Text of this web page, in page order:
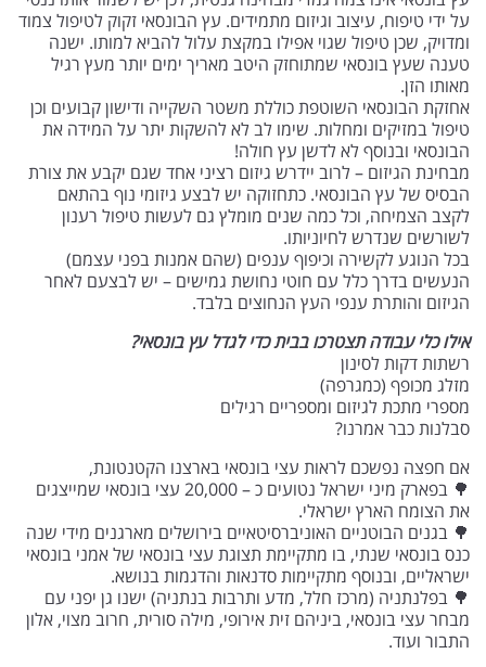
על ידי טיפוח, עיצוב וגיזום מתמידים. עץ הבונסאי זקוק לטיפול צמוד
ומדויק, שכן טיפול שגוי אפילו במקצת עלול להביא למותו. ישנה
טענה שעץ בונסאי שמתוחזק היטב מאריך ימים יותר מעץ רגיל
מאותו הזן.
אחזקת הבונסאי השוטפת כוללת משטר השקייה ודישון קבועים וכן
טיפול במזיקים ומחלות. שימו לב לא להשקות יתר על המידה את
הבונסאי ובנוסף לא לדשן עץ חולה!
מבחינת הגיזום – לרוב יידרש גיזום רציני אחד שגם יקבע את צורת
הבסיס של עץ הבונסאי. כתחזוקה יש לבצע גיזומי נוף בהתאם
לקצב הצמיחה, וכל כמה שנים מומלץ גם לעשות טיפול רענון
לשורשים שנדרש לחיוניותו.
בכל הנוגע לקשירה וכיפוף ענפים (שהם אמנות בפני עצמם)
הנעשים בדרך כלל עם חוטי נחושת גמישים – יש לבצעם לאחר
הגיזום והותרת ענפי העץ הנחוצים בלבד.
אילו כלי עבודה תצטרכו בבית כדי לגדל עץ בונסאי?
רשתות דקות לסינון
מזלג מכופף (כמגרפה)
מספרי מתכת לגיזום ומספריים רגילים
סבלנות כבר אמרנו?
אם חפצה נפשכם לראות עצי בונסאי בארצנו הקטנטונת,
🌳 בפארק מיני ישראל נטועים כ – 20,000 עצי בונסאי שמייצגים
את הצומח הארץ ישראלי.
🌳 בגנים הבוטניים האוניברסיטאיים בירושלים מארגנים מידי שנה
כנס בונסאי שנתי, בו מתקיימת תצוגת עצי בונסאי של אמני בונסאי
ישראליים, ובנוסף מתקיימות סדנאות והדגמות בנושא.
🌳 בפלנתניה (מרכז חלל, מדע ותרבות בנתניה) ישנו גן יפני עם
מבחר עצי בונסאי, ביניהם זית אירופי, מילה סורית, חרוב מצוי, אלון
התבור ועוד.